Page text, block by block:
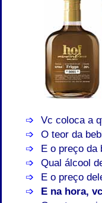
Vc coloca a
O teor da
E o preço da
Qual álcool
E o preço
E na hora,